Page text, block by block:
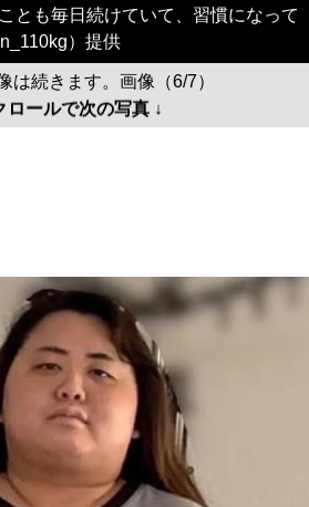
とも毎日続けていて、習慣になって
）提供
は続きます。画像（6/7）
ロールで次の写真 ↓